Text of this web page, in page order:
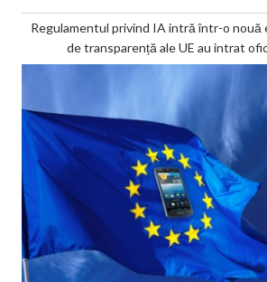
Regulamentul privind IA intră într-o nouă
de transparență ale UE au intrat